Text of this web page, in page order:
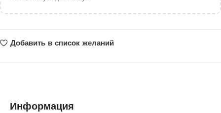
Добавить в список желаний
Информация